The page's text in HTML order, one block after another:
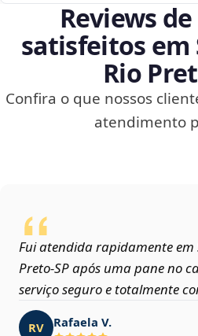
Reviews
satisfeitos em
Rio
Confira o que nossos
atendimento
Fui atendida rapidamente em
Preto‑SP após uma pane no
serviço seguro e totalmente
RV Rafaela V.